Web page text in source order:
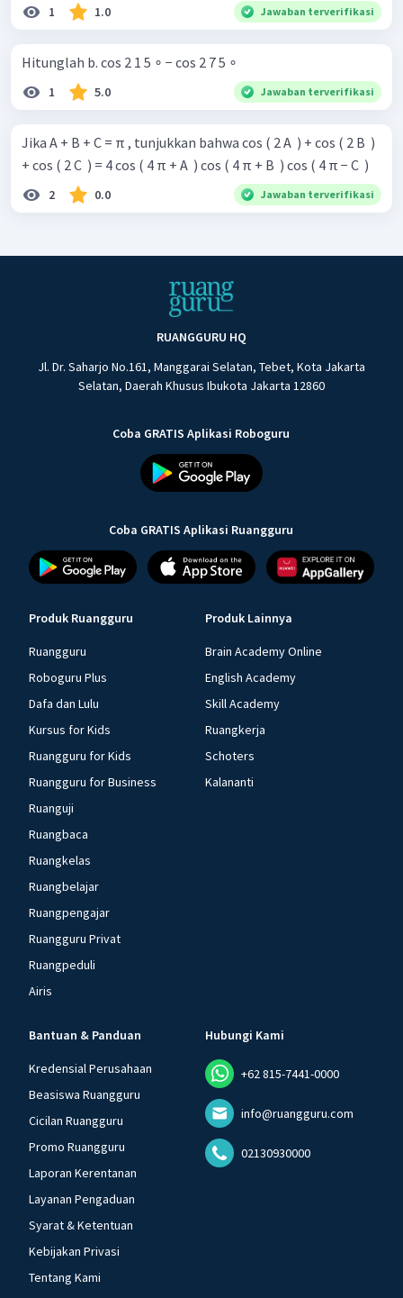
1 1.0 Jawaban terverifikasi
Hitunglah b. cos 2 1 5 ∘ − cos 2 7 5 ∘
1 5.0 Jawaban terverifikasi
Jika A + B + C = π , tunjukkan bahwa cos ( 2 A ​ ) + cos ( 2 B ​ )
+ cos ( 2 C ​ ) = 4 cos ( 4 π + A ​ ) cos ( 4 π + B ​ ) cos ( 4 π − C ​ )
2 0.0 Jawaban terverifikasi
RUANGGURU HQ
Jl. Dr. Saharjo No.161, Manggarai Selatan, Tebet, Kota Jakarta
Selatan, Daerah Khusus Ibukota Jakarta 12860
Coba GRATIS Aplikasi Roboguru
Coba GRATIS Aplikasi Ruangguru
Produk Ruangguru
Ruangguru
Roboguru Plus
Dafa dan Lulu
Kursus for Kids
Ruangguru for Kids
Ruangguru for Business
Ruanguji
Ruangbaca
Ruangkelas
Ruangbelajar
Ruangpengajar
Ruangguru Privat
Ruangpeduli
Airis
Produk Lainnya
Brain Academy Online
English Academy
Skill Academy
Ruangkerja
Schoters
Kalananti
Bantuan & Panduan
Kredensial Perusahaan
Beasiswa Ruangguru
Cicilan Ruangguru
Promo Ruangguru
Laporan Kerentanan
Layanan Pengaduan
Syarat & Ketentuan
Kebijakan Privasi
Tentang Kami
Hubungi Kami
+62 815-7441-0000
info@ruangguru.com
02130930000